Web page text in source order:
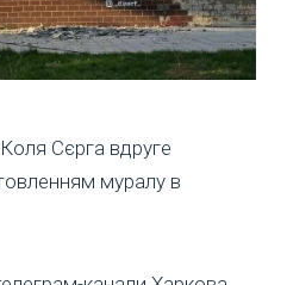
Сєрга вдруге
муралу в